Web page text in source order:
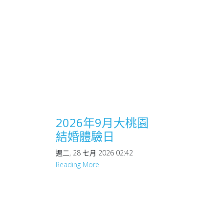
2026年9月大桃園
結婚體驗日
週二, 28 七月 2026 02:42
Reading More